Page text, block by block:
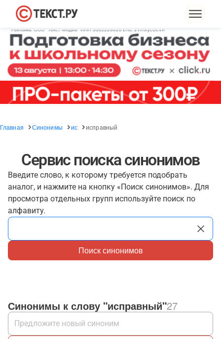
Главная Синонимы ис исправный
Сервис поиска синонимов
Введите слово, к которому требуется подобрать
аналог, и нажмите на кнопку «Поиск синонимов». Для
просмотра отдельных групп используйте поиск по
алфавиту.
Поиск синонимов
Синонимы к слову "исправный"27